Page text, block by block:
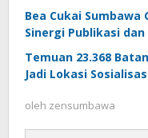
Bea Cukai Sumbawa
Sinergi Publikasi
Temuan 23.368
Jadi Lokasi
oleh zensumbawa